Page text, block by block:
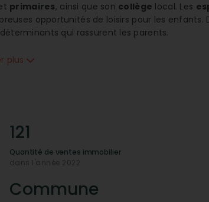
primaires, ainsi que son collège local. Les
opportunités de loisirs pour les enfants.
qui rassurent les parents.
ce qui en fait un lieu d'investissement
?
cette localité permet de rejoindre rapidement
taxis et VTC
plus
121
Quantité de ventes immobilier
dans l'année 2022
Commune